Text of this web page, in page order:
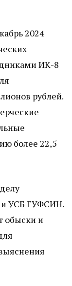
2024
ИК-8
рублей.
более 22,5
и УСБ ГУФСИН.
обыски и